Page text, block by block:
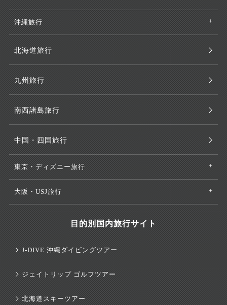
沖縄旅行
北海道旅行
九州旅行
南西諸島旅行
中国・四国旅行
東京・ディズニー旅行
大阪・USJ旅行
目的別国内旅行サイト
J-DIVE 沖縄ダイビングツアー
ジェイトリップ ゴルフツアー
北海道スキーツアー